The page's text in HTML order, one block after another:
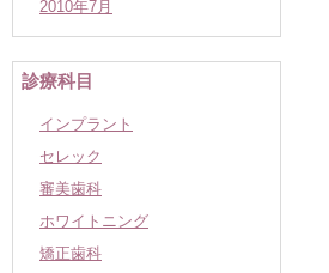
2010年7月
診療科目
インプラント
セレック
審美歯科
ホワイトニング
矯正歯科